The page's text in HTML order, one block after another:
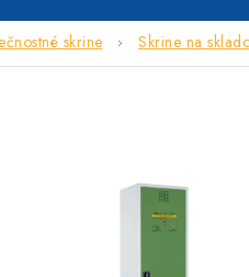
skrine Skrine na